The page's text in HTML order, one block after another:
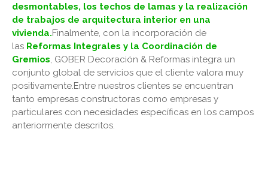
desmontables, los techos de lamas y la realización
de trabajos de arquitectura interior en una
vivienda.Finalmente, con la incorporación de
las Reformas Integrales y la Coordinación de
Gremios, GOBER Decoración & Reformas integra un
conjunto global de servicios que el cliente valora muy
positivamente.Entre nuestros clientes se encuentran
tanto empresas constructoras como empresas y
particulares con necesidades específicas en los campos
anteriormente descritos.